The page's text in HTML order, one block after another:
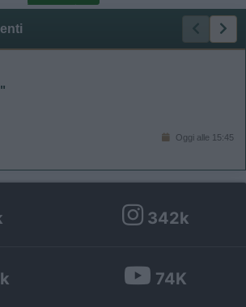
Oggi alle 15:45
342k
74K